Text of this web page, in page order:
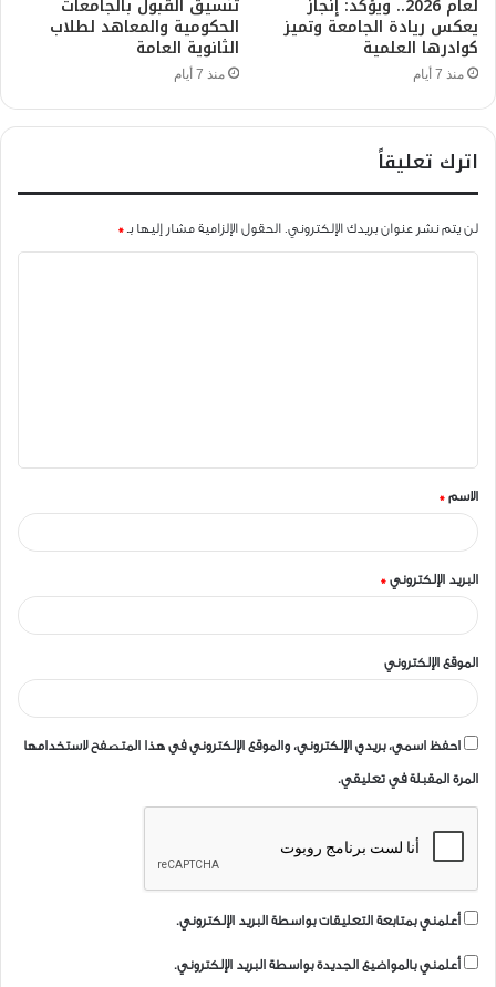
لعام 2026.. ويؤكد: إنجاز
يعكس ريادة الجامعة وتميز
كوادرها العلمية
منذ 7 أيام
تنسيق القبول بالجامعات
الحكومية والمعاهد لطلاب
الثانوية العامة
منذ 7 أيام
اترك تعليقاً
لن يتم نشر عنوان بريدك الإلكتروني. الحقول الإلزامية مشار إليها بـ*
ق
*الاسم *
البريد الإلكتروني *
الموقع الإلكتروني
احفظ اسمي، بريدي الإلكتروني، والموقع الإلكتروني في هذا المتصفح لاستخدامها
المرة المقبلة في تعليقي.
أعلمني بمتابعة التعليقات بواسطة البريد الإلكتروني.
أعلمني بالمواضيع الجديدة بواسطة البريد الإلكتروني.